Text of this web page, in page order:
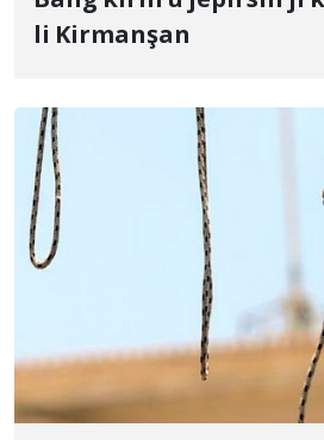
li Kirmanşan